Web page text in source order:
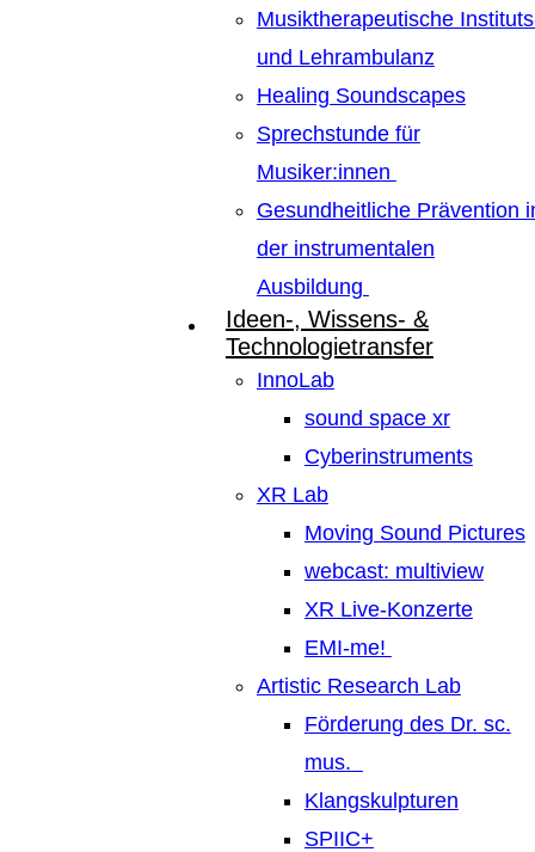
Musiktherapeutische
und Lehrambulanz
Healing Soundscapes
Sprechstunde für
Musiker:innen
Gesundheitliche Prävention
der instrumentalen
Ausbildung
Ideen-, Wissens- &
Technologietransfer
InnoLab
sound space xr
Cyberinstruments
XR Lab
Moving Sound Pictures
webcast: multiview
XR Live-Konzerte
EMI-me!
Artistic Research Lab
Förderung des Dr. sc.
mus.
Klangskulpturen
SPIIC+